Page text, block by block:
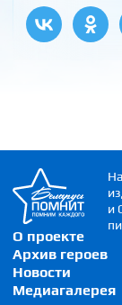
О проекте
Архив героев
Новости
Медиагалерея
и